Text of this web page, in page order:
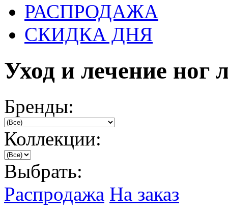
РАСПРОДАЖА
СКИДКА ДНЯ
Уход и лечение ног
Бренды:
Коллекции:
Выбрать:
Распродажа На заказ